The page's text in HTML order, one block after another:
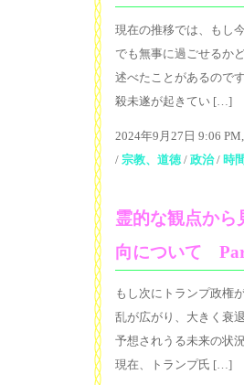
現在の推移では、もし
でも無事に過ごせるか
述べたことがあるので
殺未遂が起きてい […]
2024年9月27日 9:06 PM,
/ 宗教、道徳 / 政治/ 時
霊的な観点から
向について
もし次にトランプ政権
乱が広がり、大きく衰
予想されうる未来の状
現在、トランプ氏 […]